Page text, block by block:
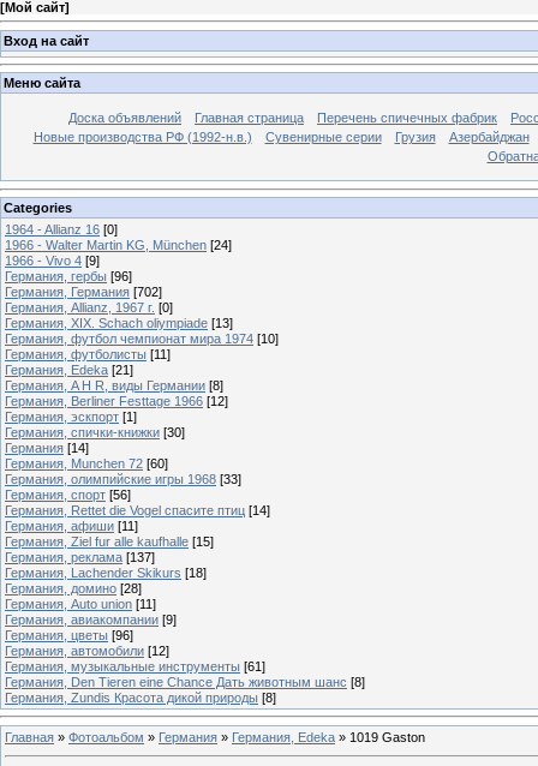
[Мой сайт]
Вход на сайт
Меню сайта
Доска объявлений Главная страница Перечень спичечных фабрик
Новые производства РФ (1992-н.в.)
Сувенирные серии Грузия
Азербайджан
Categories
1964 - Allianz 16 [0]
1966 - Walter Martin KG, München [24]
1966 - Vivo 4 [9]
Германия, гербы [96]
Германия, Германия [702]
Германия, Allianz, 1967 г. [0]
Германия, XIX. Schach oliympiade [13]
Германия, футбол чемпионат мира 1974 [10]
Германия, футболисты [11]
Германия, Edeka [21]
Германия, A H R, виды Германии [8]
Германия, Berliner Festtage 1966 [12]
Германия, эскпорт [1]
Германия, спички-книжки [30]
Германия [14]
Германия, Munchen 72 [60]
Германия, олимпийские игры 1968 [33]
Германия, спорт [56]
Германия, Rettet die Vogel спасите птиц [14]
Германия, афиши [11]
Германия, Ziel fur alle kaufhalle [15]
Германия, реклама [137]
Германия, Lachender Skikurs [18]
Германия, домино [28]
Германия, Auto union [11]
Германия, авиакомпании [9]
Германия, цветы [96]
Германия, автомобили [12]
Германия, музыкальные инструменты [61]
Германия, Den Tieren eine Chance Дать животным шанс [8]
Германия, Zundis Красота дикой природы [8]
Главная » Фотоальбом » Германия » Германия, Edeka » 1019 Gaston